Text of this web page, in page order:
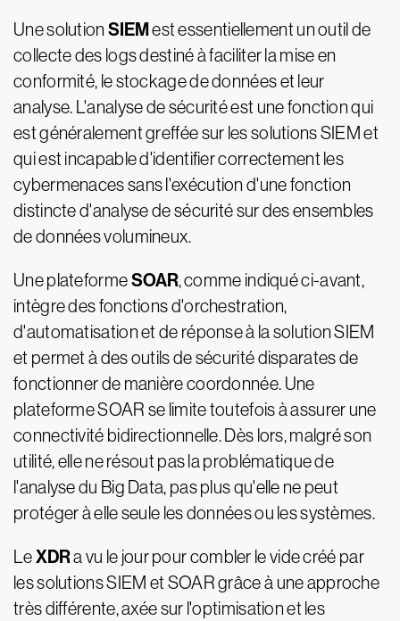
Une solution SIEMest essentiellement un outil de
collecte des logs destiné à faciliter la mise en
conformité, le stockage de données et leur
analyse. L'analyse de sécurité est une fonction qui
est généralement greffée sur les solutions SIEM et
qui est incapable d'identifier correctement les
cybermenaces sans l'exécution d'une fonction
distincte d'analyse de sécurité sur des ensembles
de données volumineux.
Une plateformeSOAR, comme indiqué ci-avant,
intègre des fonctions d'orchestration,
d'automatisation et de réponse à la solution SIEM
et permet à des outils de sécurité disparates de
fonctionner de manière coordonnée. Une
plateforme SOAR se limite toutefois à assurer une
connectivité bidirectionnelle. Dès lors, malgré son
utilité, elle ne résout pas la problématique de
l'analyse du Big Data, pas plus qu'elle ne peut
protéger à elle seule les données ou les systèmes.
LeXDRa vu le jour pour combler le vide créé par
les solutions SIEM et SOAR grâce à une approche
très différente, axée sur l'optimisation et les